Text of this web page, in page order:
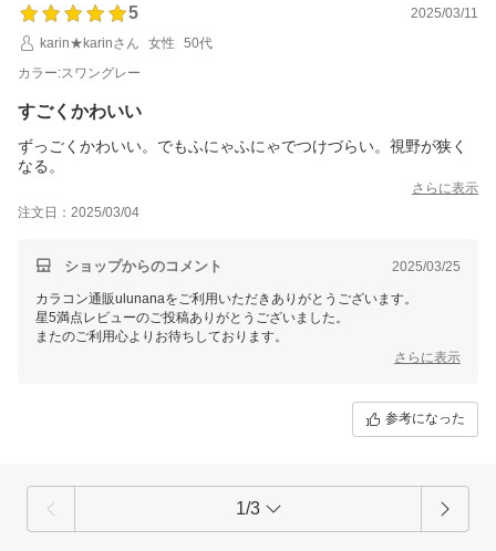
5
2025/03/11
karin★karinさん
女性
50代
カラー:スワングレー
すごくかわいい
ずっごくかわいい。でもふにゃふにゃでつけづらい。視野が狭く
なる。
さらに表示
注文日：2025/03/04
ショップからのコメント 2025/03/25
カラコン通販ulunanaをご利用いただきありがとうございます。
星5満点レビューのご投稿ありがとうございました。
またのご利用心よりお待ちしております。
さらに表示
参考になった
1/3